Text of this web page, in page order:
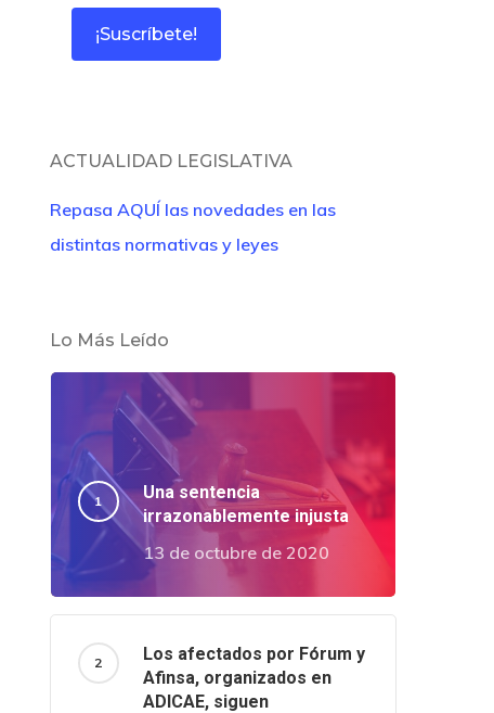
ACTUALIDAD LEGISLATIVA
Repasa AQUÍ las novedades en las
distintas normativas y leyes
Lo Más Leído
Una sentencia
irrazonablemente injusta
13 de octubre de 2020
Los afectados por Fórum y
Afinsa, organizados en
ADICAE, siguen